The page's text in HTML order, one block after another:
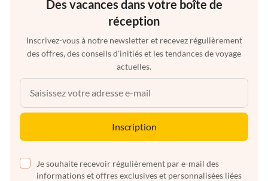
Des vacances dans votre boîte de
réception
Inscrivez-vous à notre newsletter et recevez régulièrement
des offres, des conseils d'initiés et les tendances de voyage
actuelles.
Inscription
Je souhaite recevoir régulièrement par e-mail des
informations et offres exclusives et personnalisées liées